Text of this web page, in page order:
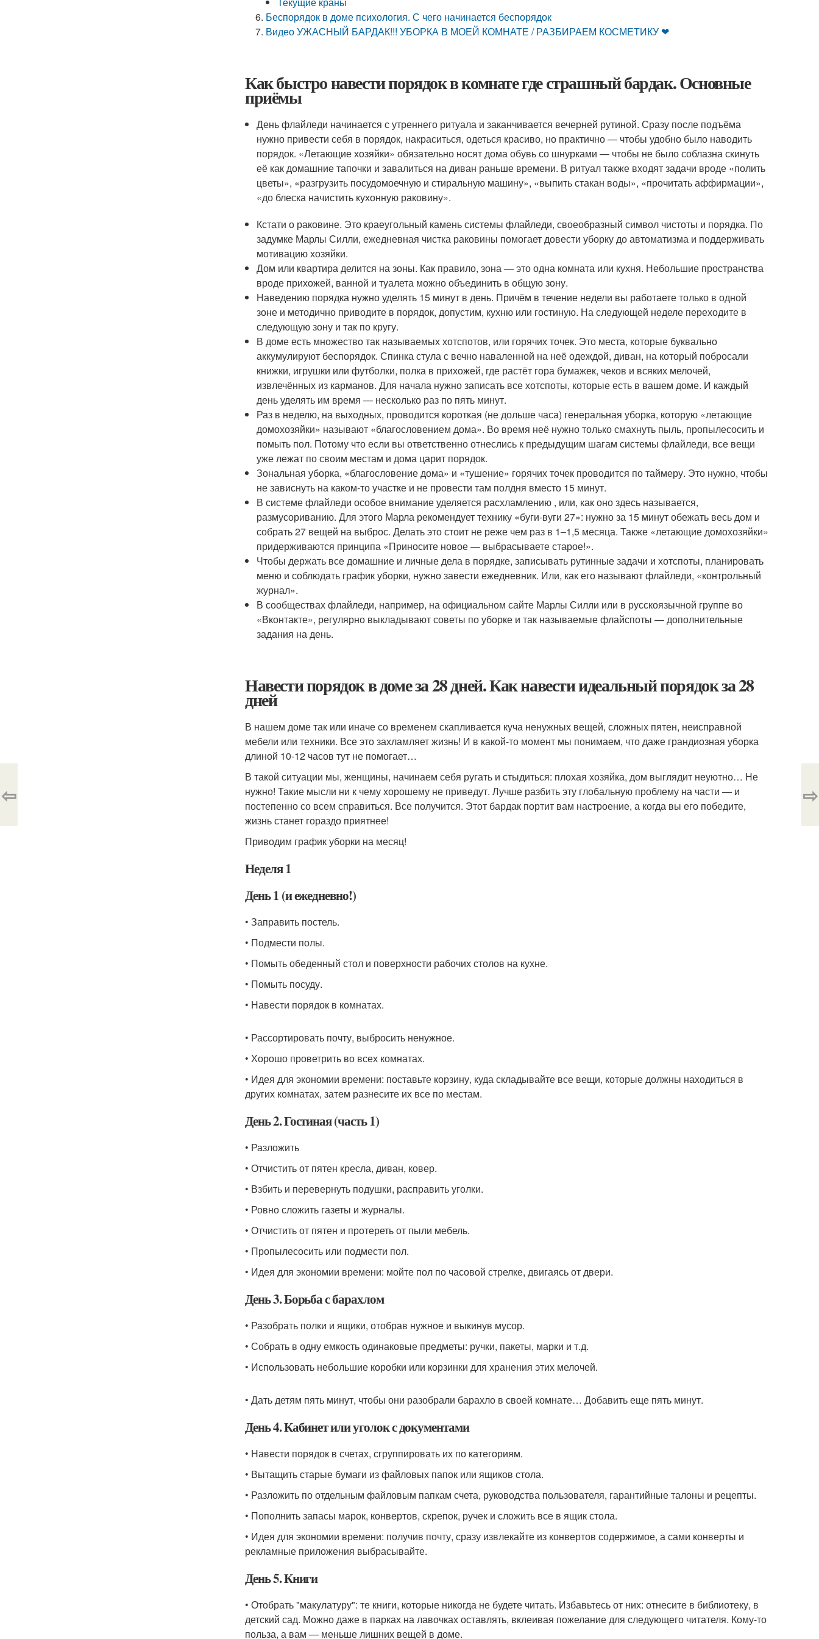
Беспорядок в доме психология. С чего начинается беспорядок
Видео УЖАСНЫЙ БАРДАК!!! УБОРКА В МОЕЙ КОМНАТЕ / РАЗБИРАЕМ КОСМЕТИКУ ❤
Как быстро навести порядок в комнате где страшный бардак. Основные
приёмы
День флайледи начинается с утреннего ритуала и заканчивается вечерней рутиной. Сразу после подъёма
нужно привести себя в порядок, накраситься, одеться красиво, но практично — чтобы удобно было наводить
порядок. «Летающие хозяйки» обязательно носят дома обувь со шнурками — чтобы не было соблазна скинуть
её как домашние тапочки и завалиться на диван раньше времени. В ритуал также входят задачи вроде «полить
цветы», «разгрузить посудомоечную и стиральную машину», «выпить стакан воды», «прочитать аффирмации»,
«до блеска начистить кухонную раковину».
Кстати о раковине. Это краеугольный камень системы флайледи, своеобразный символ чистоты и порядка. По
задумке Марлы Силли, ежедневная чистка раковины помогает довести уборку до автоматизма и поддерживать
мотивацию хозяйки.
Дом или квартира делится на зоны. Как правило, зона — это одна комната или кухня. Небольшие пространства
вроде прихожей, ванной и туалета можно объединить в общую зону.
Наведению порядка нужно уделять 15 минут в день. Причём в течение недели вы работаете только в одной
зоне и методично приводите в порядок, допустим, кухню или гостиную. На следующей неделе переходите в
следующую зону и так по кругу.
В доме есть множество так называемых хотспотов, или горячих точек. Это места, которые буквально
аккумулируют беспорядок. Спинка стула с вечно наваленной на неё одеждой, диван, на который побросали
книжки, игрушки или футболки, полка в прихожей, где растёт гора бумажек, чеков и всяких мелочей,
извлечённых из карманов. Для начала нужно записать все хотспоты, которые есть в вашем доме. И каждый
день уделять им время — несколько раз по пять минут.
Раз в неделю, на выходных, проводится короткая (не дольше часа) генеральная уборка, которую «летающие
домохозяйки» называют «благословением дома». Во время неё нужно только смахнуть пыль, пропылесосить и
помыть пол. Потому что если вы ответственно отнеслись к предыдущим шагам системы флайледи, все вещи
уже лежат по своим местам и дома царит порядок.
Зональная уборка, «благословение дома» и «тушение» горячих точек проводится по таймеру. Это нужно, чтобы
не зависнуть на каком‑то участке и не провести там полдня вместо 15 минут.
В системе флайледи особое внимание уделяется расхламлению , или, как оно здесь называется,
размусориванию. Для этого Марла рекомендует технику «буги‑вуги 27»: нужно за 15 минут обежать весь дом и
собрать 27 вещей на выброс. Делать это стоит не реже чем раз в 1–1,5 месяца. Также «летающие домохозяйки»
придерживаются принципа «Приносите новое — выбрасываете старое!».
Чтобы держать все домашние и личные дела в порядке, записывать рутинные задачи и хотспоты, планировать
меню и соблюдать график уборки, нужно завести ежедневник. Или, как его называют флайледи, «контрольный
журнал».
В сообществах флайледи, например, на официальном сайте Марлы Силли или в русскоязычной группе во
«Вконтакте», регулярно выкладывают советы по уборке и так называемые флайспоты — дополнительные
задания на день.
Навести порядок в доме за 28 дней. Как навести идеальный порядок за 28
дней
В нашем доме так или иначе со временем скапливается куча ненужных вещей, сложных пятен, неисправной
мебели или техники. Все это захламляет жизнь! И в какой-то момент мы понимаем, что даже грандиозная уборка
длиной 10-12 часов тут не помогает…
В такой ситуации мы, женщины, начинаем себя ругать и стыдиться: плохая хозяйка, дом выглядит неуютно… Не
нужно! Такие мысли ни к чему хорошему не приведут. Лучше разбить эту глобальную проблему на части — и
постепенно со всем справиться. Все получится. Этот бардак портит вам настроение, а когда вы его победите,
жизнь станет гораздо приятнее!
Приводим график уборки на месяц!
Неделя 1
День 1 (и ежедневно!)
• Заправить постель.
• Подмести полы.
• Помыть обеденный стол и поверхности рабочих столов на кухне.
• Помыть посуду.
• Навести порядок в комнатах.
• Рассортировать почту, выбросить ненужное.
• Хорошо проветрить во всех комнатах.
• Идея для экономии времени: поставьте корзину, куда складывайте все вещи, которые должны находиться в
других комнатах, затем разнесите их все по местам.
День 2. Гостиная (часть 1)
• Разложить
• Отчистить от пятен кресла, диван, ковер.
• Взбить и перевернуть подушки, расправить уголки.
• Ровно сложить газеты и журналы.
• Отчистить от пятен и протереть от пыли мебель.
• Пропылесосить или подмести пол.
• Идея для экономии времени: мойте пол по часовой стрелке, двигаясь от двери.
День 3. Борьба с барахлом
• Разобрать полки и ящики, отобрав нужное и выкинув мусор.
• Собрать в одну емкость одинаковые предметы: ручки, пакеты, марки и т.д.
• Использовать небольшие коробки или корзинки для хранения этих мелочей.
• Дать детям пять минут, чтобы они разобрали барахло в своей комнате… Добавить еще пять минут.
День 4. Кабинет или уголок с документами
• Навести порядок в счетах, сгруппировать их по категориям.
• Вытащить старые бумаги из файловых папок или ящиков стола.
• Разложить по отдельным файловым папкам счета, руководства пользователя, гарантийные талоны и рецепты.
• Пополнить запасы марок, конвертов, скрепок, ручек и сложить все в ящик стола.
• Идея для экономии времени: получив почту, сразу извлекайте из конвертов содержимое, а сами конверты и
рекламные приложения выбрасывайте.
День 5. Книги
• Отобрать "макулатуру": те книги, которые никогда не будете читать. Избавьтесь от них: отнесите в библиотеку, в
детский сад. Можно даже в парках на лавочках оставлять, вклеивая пожелание для следующего читателя. Кому-то
польза, а вам — меньше лишних вещей в доме.
⇦ ⇨